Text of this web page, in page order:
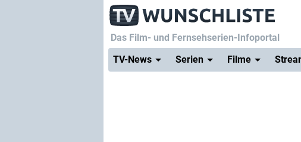
Das Film- und Fernsehserien-Infoportal
TV-News
Serien Filme